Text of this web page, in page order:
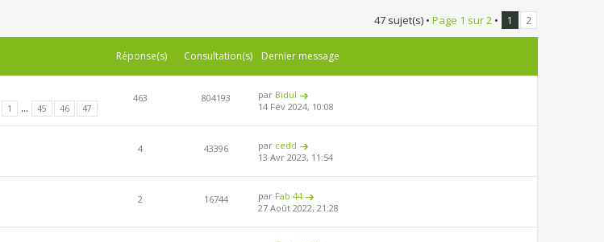
47 sujet(s) • Page 1 sur2 • 1 2
Réponse(s) Consultation(s) Dernier message
1 ... 45 46 47
463 804193 par Bidul
14 Fév 2024, 10:08
4 43396 par cedd
13 Avr 2023, 11:54
2 16744 par Fab 44
27 Août 2022, 21:28